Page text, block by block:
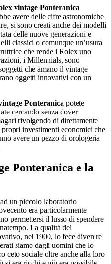
vintage Ponteranica
avere delle cifre astronomiche
si sono creati anche dei modelli
delle nuove generazioni e
classici o comunque un’usura
che rende i Rolex uno
i Millennials, sono
che amano il vintage
oggetti innovativi con un
Ponteranica potete
cercando senza dover
rivolgendo di direttamente
propri investimenti economici che
avere un pezzo di orologeria
Ponteranica e la
un piccolo laboratorio
era particolarmente
permettersi il lusso di spendere
La qualità del
nel 1900, lo fece divenire
siamo dagli uomini che lo
ceto sociale oltre anche alla loro